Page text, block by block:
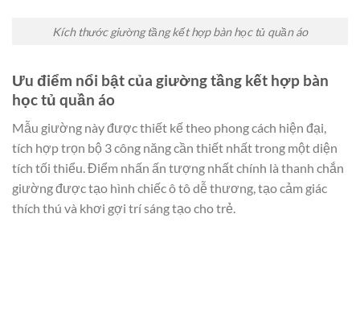
Kích thước giường tầng kết hợp bàn học tủ quần áo
Ưu điểm nổi bật của giường tầng kết hợp bàn
học tủ quần áo
Mẫu giường này được thiết kế theo phong cách hiện đại,
tích hợp trọn bộ 3 công năng cần thiết nhất trong một diện
tích tối thiểu. Điểm nhấn ấn tượng nhất chính là thanh chắn
giường được tạo hình chiếc ô tô dễ thương, tạo cảm giác
thích thú và khơi gợi trí sáng tạo cho trẻ.